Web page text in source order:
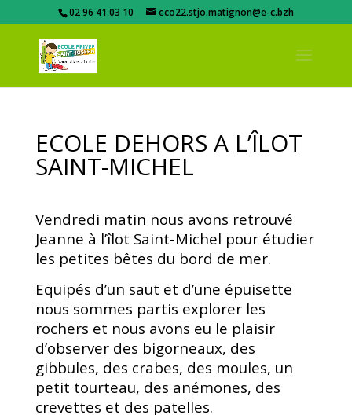
02 96 41 03 10 eco22.stjo.matignon@e-c.bzh
ECOLE DEHORS A L’ÎLOT
SAINT-MICHEL
Vendredi matin nous avons retrouvé
Jeanne à l’îlot Saint-Michel pour étudier
les petites bêtes du bord de mer.
Equipés d’un saut et d’une épuisette
nous sommes partis explorer les
rochers et nous avons eu le plaisir
d’observer des bigorneaux, des
gibbules, des crabes, des moules, un
petit tourteau, des anémones, des
crevettes et des patelles.